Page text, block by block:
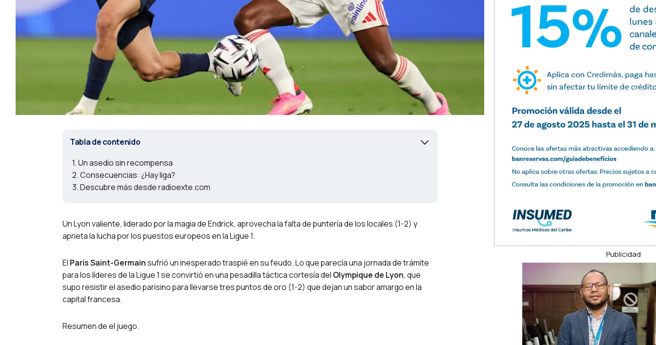
Tabla de contenido
Un asedio sin recompensa
Consecuencias: ¿Hay liga?
Descubre más desde radioexte.com
Un Lyon valiente, liderado por la magia de Endrick, aprovecha la falta de puntería de los locales (1-2) y
aprieta la lucha por los puestos europeos en la Ligue 1.
El París Saint-Germainsufrió un inesperado traspié en su feudo. Lo que parecía una jornada de trámite
para los líderes de la Ligue 1 se convirtió en una pesadilla táctica cortesía del Olympique de Lyon, que
supo resistir el asedio parisino para llevarse tres puntos de oro (1-2) que dejan un sabor amargo en la
capital francesa.
Resumen de el juego.
Publicidad